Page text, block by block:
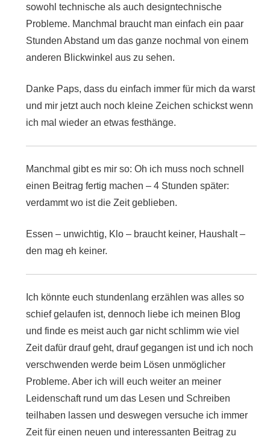
sowohl technische als auch designtechnische
Probleme. Manchmal braucht man einfach ein paar
Stunden Abstand um das ganze nochmal von einem
anderen Blickwinkel aus zu sehen.
Danke Paps, dass du einfach immer für mich da warst
und mir jetzt auch noch kleine Zeichen schickst wenn
ich mal wieder an etwas festhänge.
Manchmal gibt es mir so: Oh ich muss noch schnell
einen Beitrag fertig machen – 4 Stunden später:
verdammt wo ist die Zeit geblieben.
Essen – unwichtig, Klo – braucht keiner, Haushalt –
den mag eh keiner.
Ich könnte euch stundenlang erzählen was alles so
schief gelaufen ist, dennoch liebe ich meinen Blog
und finde es meist auch gar nicht schlimm wie viel
Zeit dafür drauf geht, drauf gegangen ist und ich noch
verschwenden werde beim Lösen unmöglicher
Probleme. Aber ich will euch weiter an meiner
Leidenschaft rund um das Lesen und Schreiben
teilhaben lassen und deswegen versuche ich immer
Zeit für einen neuen und interessanten Beitrag zu